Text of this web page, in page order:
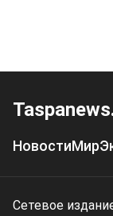
НовостиМир
Сетевое